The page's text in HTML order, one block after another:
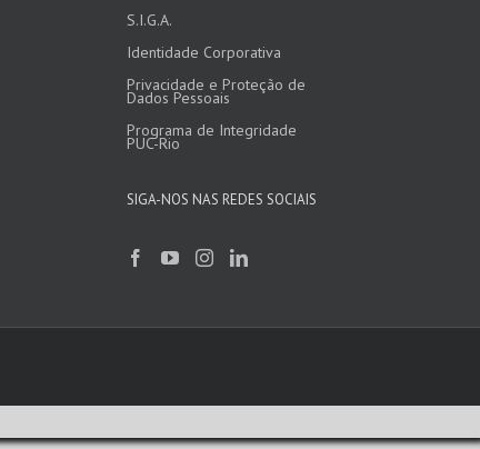
S.I.G.A.
Identidade Corporativa
Privacidade e Proteção de
Dados Pessoais
Programa de Integridade
PUC-Rio
SIGA-NOS NAS REDES SOCIAIS